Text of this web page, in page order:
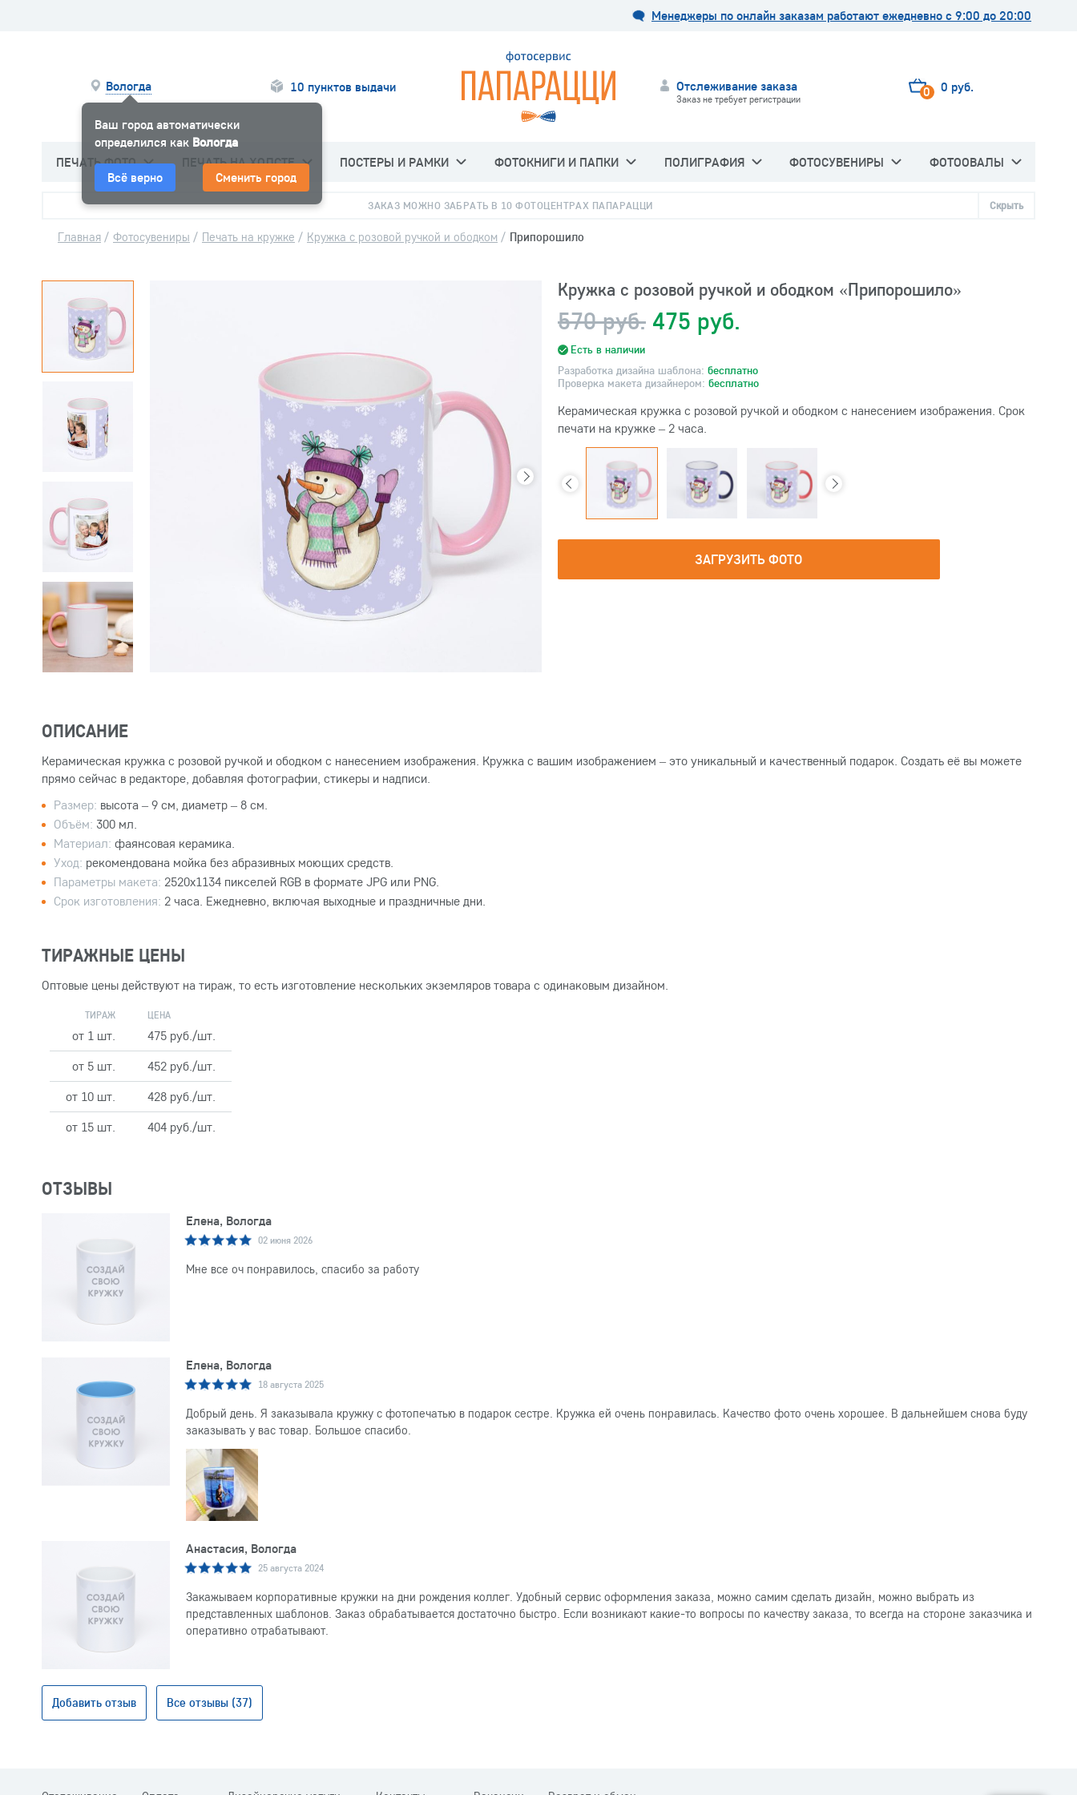
Менеджеры по онлайн заказам работают ежедневно с 9:00 до 20:00
Вологда
Ваш город автоматически
определился как Вологда
Всё верно Сменить город
10 пунктов выдачи Отслеживание заказа
Заказ не требует регистрации 0 0 руб.
ПЕЧАТЬ ФОТО ПЕЧАТЬ НА ХОЛСТЕ ПОСТЕРЫ И РАМКИ ФОТОКНИГИ И ПАПКИ ПОЛИГРАФИЯ ФОТОСУВЕНИРЫ ФОТООВАЛЫ
ЗАКАЗ МОЖНО ЗАБРАТЬ В 10 ФОТОЦЕНТРАХ ПАПАРАЦЦИ Скрыть
Главная / Фотосувениры / Печать на кружке / Кружка с розовой ручкой и ободком / Припорошило
Кружка с розовой ручкой и ободком «Припорошило»
570 руб. 475 руб.
Есть в наличии
Разработка дизайна шаблона: бесплатно
Проверка макета дизайнером: бесплатно
Керамическая кружка с розовой ручкой и ободком с нанесением изображения. Срок
печати на кружке – 2 часа.
ЗАГРУЗИТЬ ФОТО
ОПИСАНИЕ
Керамическая кружка с розовой ручкой и ободком с нанесением изображения. Кружка с вашим изображением – это уникальный и качественный подарок. Создать её вы можете
прямо сейчас в редакторе, добавляя фотографии, стикеры и надписи.
Размер: высота – 9 см, диаметр – 8 см.
Объём: 300 мл.
Материал: фаянсовая керамика.
Уход: рекомендована мойка без абразивных моющих средств.
Параметры макета: 2520x1134 пикселей RGB в формате JPG или PNG.
Срок изготовления: 2 часа. Ежедневно, включая выходные и праздничные дни.
ТИРАЖНЫЕ ЦЕНЫ
Оптовые цены действуют на тираж, то есть изготовление нескольких экземляров товара с одинаковым дизайном.
ТИРАЖ ЦЕНА
от 1 шт.
475 руб./шт.
от 5 шт.
452 руб./шт.
от 10 шт.
428 руб./шт.
от 15 шт.
404 руб./шт.
ОТЗЫВЫ
Елена, Вологда
02 июня 2026
Мне все оч понравилось, спасибо за работу
Елена, Вологда
18 августа 2025
Добрый день. Я заказывала кружку с фотопечатью в подарок сестре. Кружка ей очень понравилась. Качество фото очень хорошее. В дальнейшем снова буду
заказывать у вас товар. Большое спасибо.
Анастасия, Вологда
25 августа 2024
Закажываем корпоративные кружки на дни рождения коллег. Удобный сервис оформления заказа, можно самим сделать дизайн, можно выбрать из
представленных шаблонов. Заказ обрабатывается достаточно быстро. Если возникают какие-то вопросы по качеству заказа, то всегда на стороне заказчика и
оперативно отрабатывают.
Добавить отзыв Все отзывы (37)